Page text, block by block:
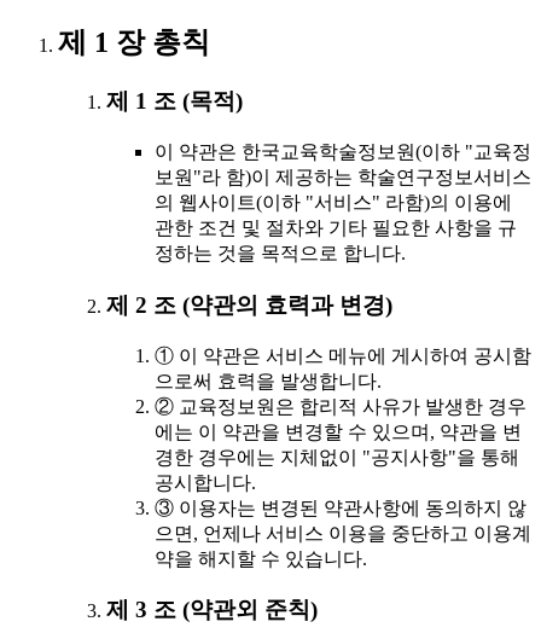
제 1 장 총칙
제 1 조 (목적)
이 약관은 한국교육학술정보원(이하 "교육정
보원"라 함)이 제공하는 학술연구정보서비스
의 웹사이트(이하 "서비스" 라함)의 이용에
관한 조건 및 절차와 기타 필요한 사항을 규
정하는 것을 목적으로 합니다.
제 2 조 (약관의 효력과 변경)
① 이 약관은 서비스 메뉴에 게시하여 공시함
으로써 효력을 발생합니다.
② 교육정보원은 합리적 사유가 발생한 경우
에는 이 약관을 변경할 수 있으며, 약관을 변
경한 경우에는 지체없이 "공지사항"을 통해
공시합니다.
③ 이용자는 변경된 약관사항에 동의하지 않
으면, 언제나 서비스 이용을 중단하고 이용계
약을 해지할 수 있습니다.
제 3 조 (약관외 준칙)